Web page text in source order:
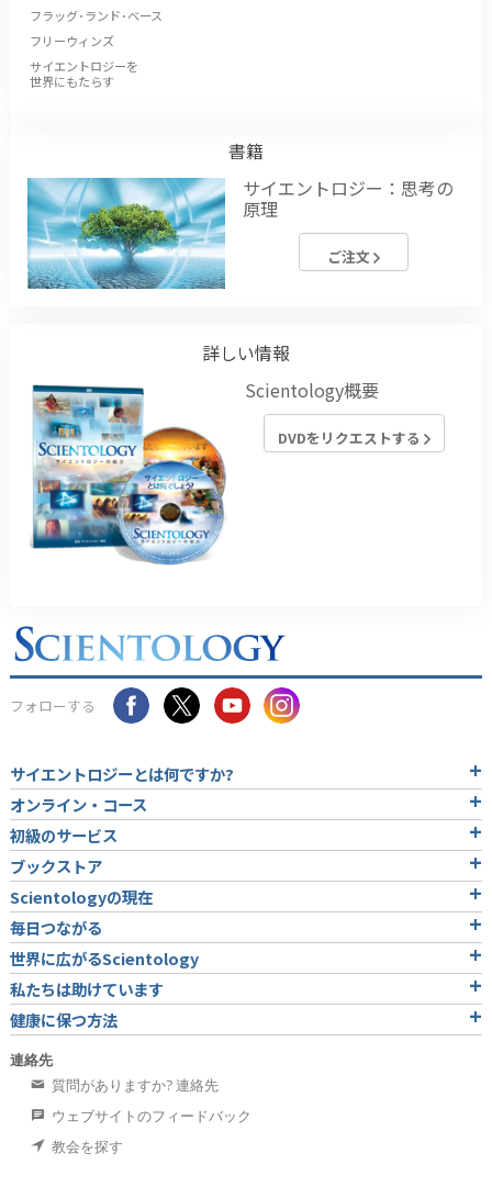
フラッグ･ランド･ベース
フリーウィンズ
サイエントロジーを
世界にもたらす
書籍
サイエントロジー：思考の
原理
ご注文
詳しい情報
Scientology概要
DVDをリクエストする
フォローする
サイエントロジーとは何ですか?
オンライン・コース
初級のサービス
ブックストア
Scientologyの現在
毎日つながる
世界に広がるScientology
私たちは助けています
健康に保つ方法
連絡先
質問がありますか? 連絡先
ウェブサイトのフィードバック
教会を探す